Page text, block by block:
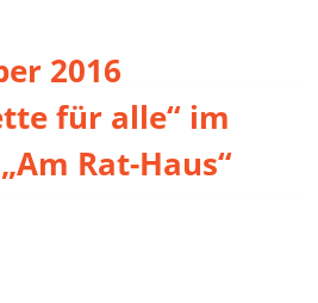
2016
für alle“ im
Rat-Haus“